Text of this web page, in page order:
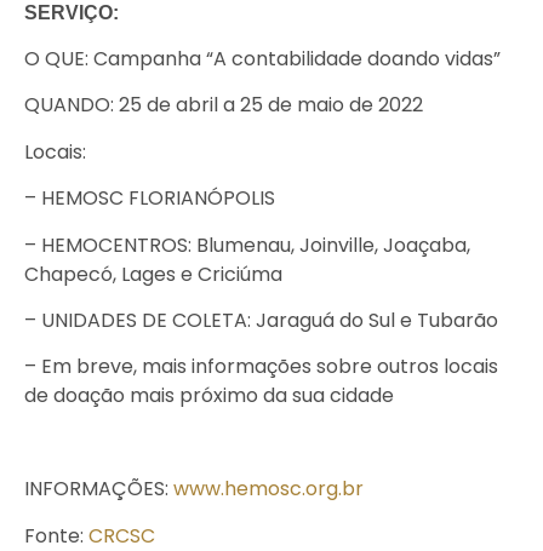
SERVIÇO:
O QUE: Campanha “A contabilidade doando vidas”
QUANDO: 25 de abril a 25 de maio de 2022
Locais:
– HEMOSC FLORIANÓPOLIS
– HEMOCENTROS: Blumenau, Joinville, Joaçaba,
Chapecó, Lages e Criciúma
– UNIDADES DE COLETA: Jaraguá do Sul e Tubarão
– Em breve, mais informações sobre outros locais
de doação mais próximo da sua cidade
INFORMAÇÕES: www.hemosc.org.br
Fonte: CRCSC